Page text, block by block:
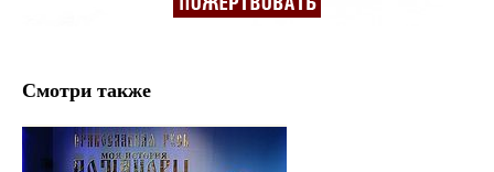
Смотри также